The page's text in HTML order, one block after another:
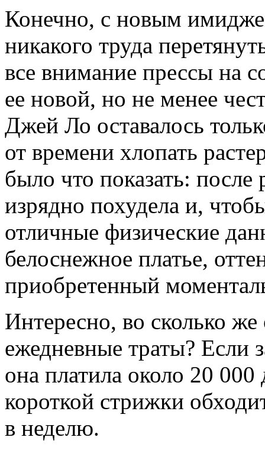
Конечно, с новым
никакого труда
все внимание прессы на
ее новой, но не менее
Джей Ло оставалось
от времени хлопать
было что показать:
изрядно похудела и,
отличные физические
белоснежное платье,
приобретенный
Интересно, во сколько
ежедневные траты? Если
она платила около 20
короткой стрижки
в неделю.